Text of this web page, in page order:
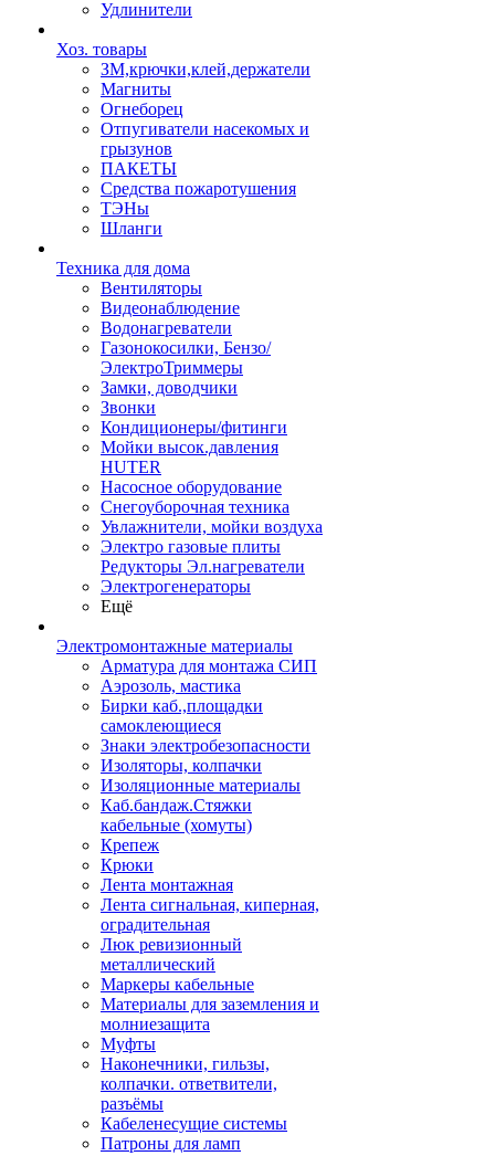
Удлинители
Хоз. товары
ЗМ,крючки,клей,держатели
Магниты
Огнеборец
Отпугиватели насекомых и
грызунов
ПАКЕТЫ
Средства пожаротушения
ТЭНы
Шланги
Техника для дома
Вентиляторы
Видеонаблюдение
Водонагреватели
Газонокосилки, Бензо/
ЭлектроТриммеры
Замки, доводчики
Звонки
Кондиционеры/фитинги
Мойки высок.давления
HUTER
Насосное оборудование
Снегоуборочная техника
Увлажнители, мойки воздуха
Электро газовые плиты
Редукторы Эл.нагреватели
Электрогенераторы
Ещё
Электромонтажные материалы
Арматура для монтажа СИП
Аэрозоль, мастика
Бирки каб.,площадки
самоклеющиеся
Знаки электробезопасности
Изоляторы, колпачки
Изоляционные материалы
Каб.бандаж.Стяжки
кабельные (хомуты)
Крепеж
Крюки
Лента монтажная
Лента сигнальная, киперная,
оградительная
Люк ревизионный
металлический
Маркеры кабельные
Материалы для заземления и
молниезащита
Муфты
Наконечники, гильзы,
колпачки. ответвители,
разъёмы
Кабеленесущие системы
Патроны для ламп